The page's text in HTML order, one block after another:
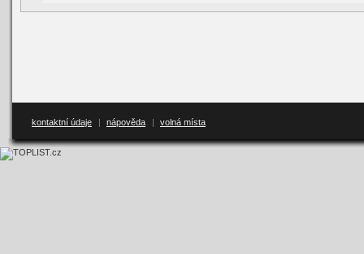
kontaktní údaje | nápověda | volná místa